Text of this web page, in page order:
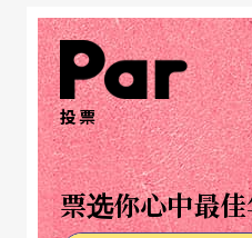
「最后，请写下自己想
持续进行的事。」
（请分别写在三张纸上）
投票
票选你心中最